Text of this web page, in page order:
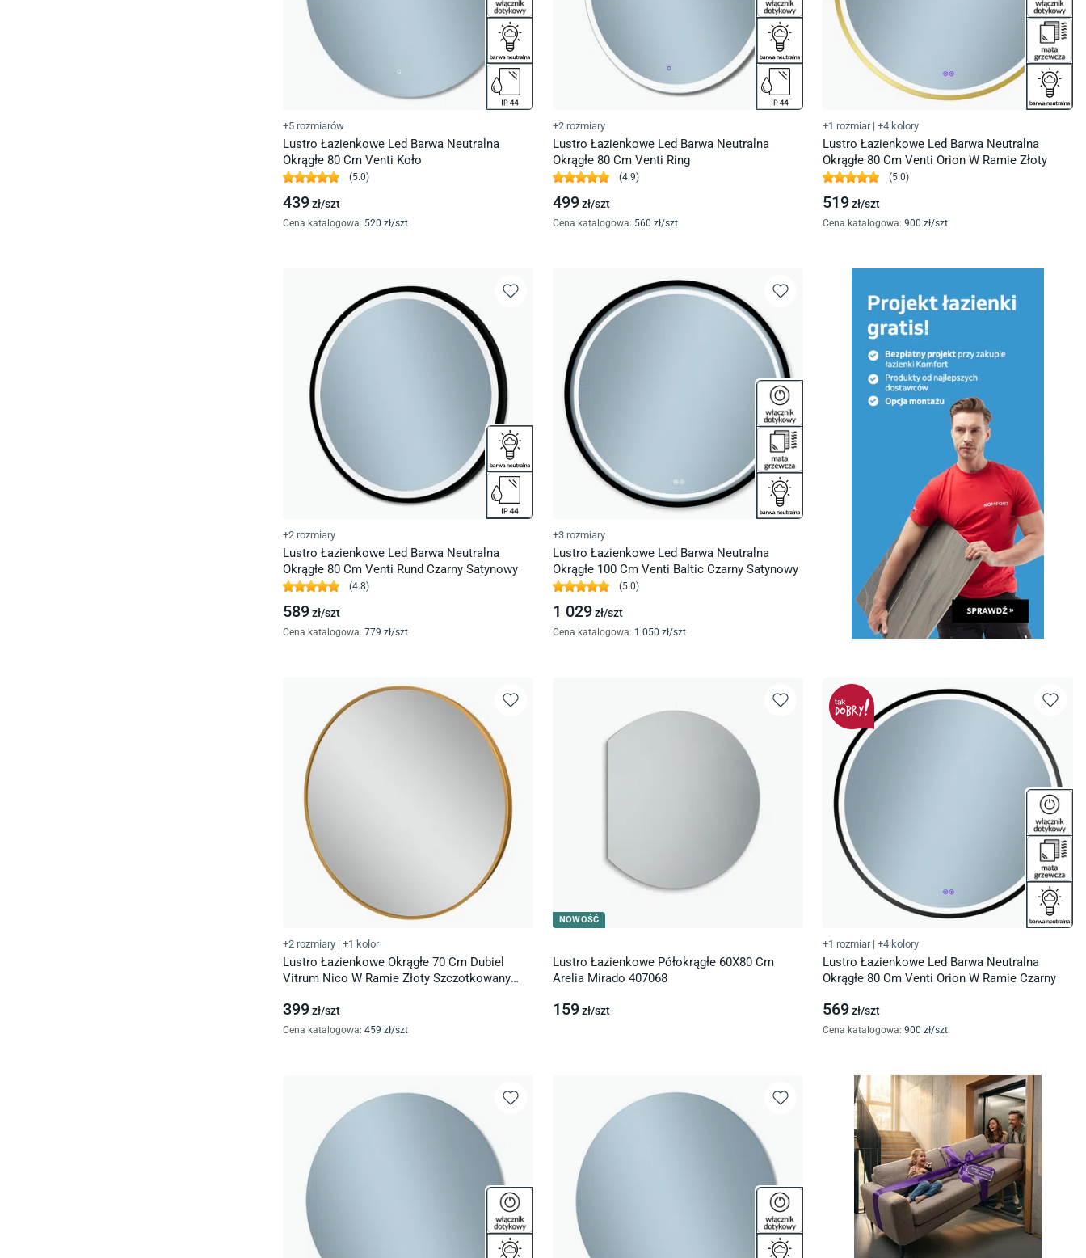
+5 rozmiarów
Lustro Łazienkowe Led Barwa Neutralna
Okrągłe 80 Cm Venti Koło
(5.0)
439zł/szt
Cena katalogowa: 520 zł/szt
+2 rozmiary
Lustro Łazienkowe Led Barwa Neutralna
Okrągłe 80 Cm Venti Ring
(4.9)
499zł/szt
Cena katalogowa: 560 zł/szt
+1 rozmiar | +4 kolory
Lustro Łazienkowe Led Barwa Neutralna
Okrągłe 80 Cm Venti Orion W Ramie Złoty
(5.0)
519zł/szt
Cena katalogowa: 900 zł/szt
+2 rozmiary
Lustro Łazienkowe Led Barwa Neutralna
Okrągłe 80 Cm Venti Rund Czarny Satynowy
(4.8)
589zł/szt
Cena katalogowa: 779 zł/szt
+3 rozmiary
Lustro Łazienkowe Led Barwa Neutralna
Okrągłe 100 Cm Venti Baltic Czarny Satynowy
(5.0)
1 029zł/szt
Cena katalogowa: 1 050 zł/szt
+2 rozmiary | +1 kolor
Lustro Łazienkowe Okrągłe 70 Cm Dubiel
Vitrum Nico W Ramie Złoty Szczotkowany
399zł/szt
Cena katalogowa: 459 zł/szt
NOWOŚĆ
Lustro Łazienkowe Półokrągłe 60X80 Cm
Arelia Mirado 407068
159zł/szt
+1 rozmiar | +4 kolory
Lustro Łazienkowe Led Barwa Neutralna
Okrągłe 80 Cm Venti Orion W Ramie Czarny
569zł/szt
Cena katalogowa: 900 zł/szt